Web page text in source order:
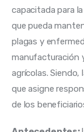
capacitada para
que pueda
plagas y
manufacturación
agrícolas.
que asigne
de los